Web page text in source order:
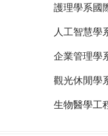
護理學系國
人工智慧學
企業管理學
觀光休閒學
生物醫學工